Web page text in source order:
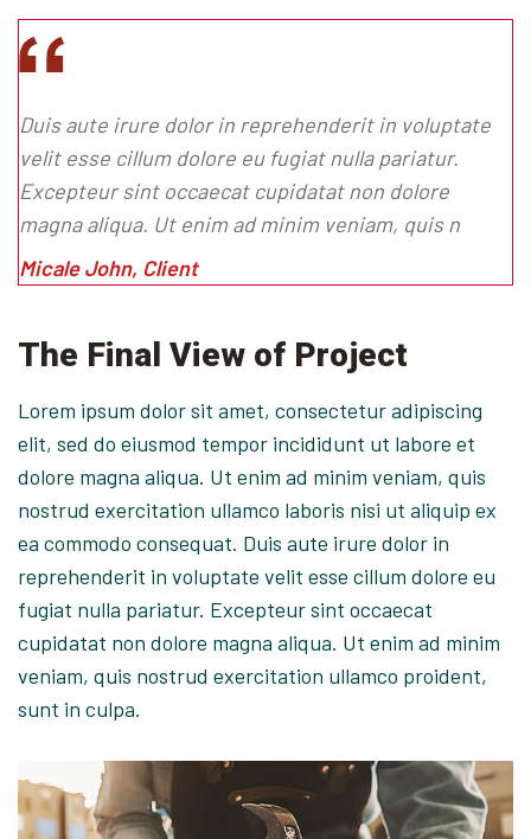
Duis aute irure dolor in reprehenderit in voluptate
velit esse cillum dolore eu fugiat nulla pariatur.
Excepteur sint occaecat cupidatat non dolore
magna aliqua. Ut enim ad minim veniam, quis n
Micale John, Client
The Final View of Project
Lorem ipsum dolor sit amet, consectetur adipiscing
elit, sed do eiusmod tempor incididunt ut labore et
dolore magna aliqua. Ut enim ad minim veniam, quis
nostrud exercitation ullamco laboris nisi ut aliquip ex
ea commodo consequat. Duis aute irure dolor in
reprehenderit in voluptate velit esse cillum dolore eu
fugiat nulla pariatur. Excepteur sint occaecat
cupidatat non dolore magna aliqua. Ut enim ad minim
veniam, quis nostrud exercitation ullamco proident,
sunt in culpa.